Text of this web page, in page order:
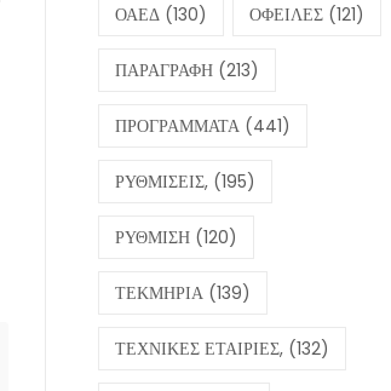
ΟΑΕΔ (130) ΟΦΕΙΛΕΣ (121)
ΠΑΡΑΓΡΑΦΗ (213)
ΠΡΟΓΡΑΜΜΑΤΑ (441)
ΡΥΘΜΙΣΕΙΣ, (195)
ΡΥΘΜΙΣΗ (120)
ΤΕΚΜΗΡΙΑ (139)
ΤΕΧΝΙΚΕΣ ΕΤΑΙΡΙΕΣ, (132)